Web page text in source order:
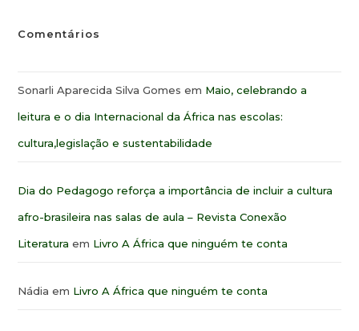
Comentários
Sonarli Aparecida Silva Gomes em Maio, celebrando a
leitura e o dia Internacional da África nas escolas:
cultura,legislação e sustentabilidade
Dia do Pedagogo reforça a importância de incluir a cultura
afro-brasileira nas salas de aula – Revista Conexão
Literatura em Livro A África que ninguém te conta
Nádia em Livro A África que ninguém te conta